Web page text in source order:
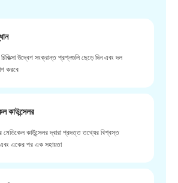
উদ্বেগ সংক্রান্ত প্রশ্নগুলি ছেড়ে দিন এবং দল
করবে
কাউন্সেলর
মেডিকেল কাউন্সেলর দ্বারা প্রদত্ত তথ্যের বিশ্বস্ত
এবং একের পর এক সহায়তা